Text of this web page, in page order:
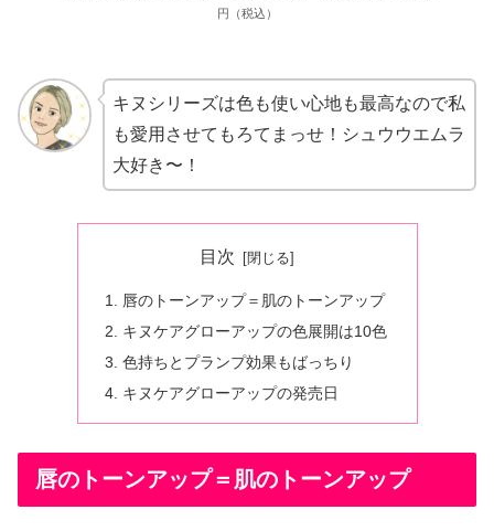
円（税込）
キヌシリーズは色も使い心地も最高なので私
も愛用させてもろてまっせ！シュウウエムラ
大好き〜！
目次
唇のトーンアップ＝肌のトーンアップ
キヌケアグローアップの色展開は10色
色持ちとプランプ効果もばっちり
キヌケアグローアップの発売日
唇のトーンアップ＝肌のトーンアップ